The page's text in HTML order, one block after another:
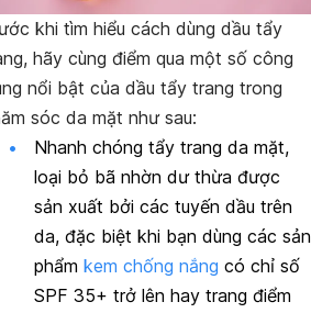
khi tìm hiểu cách dùng dầu tẩy
hãy cùng điểm qua một số công
nổi bật của dầu tẩy trang trong
sóc da mặt như sau:
Nhanh chóng tẩy trang da mặt,
loại bỏ bã nhờn dư thừa được
sản xuất bởi các tuyến dầu trên
da, đặc biệt khi bạn dùng các sản
phẩm kem chống nắng có chỉ số
SPF 35+ trở lên hay trang điểm